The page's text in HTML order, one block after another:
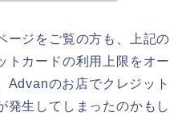
ージをご覧の方も、上記の
トカードの利用上限をオー
Advanのお店でクレジット
発生してしまったのかもし